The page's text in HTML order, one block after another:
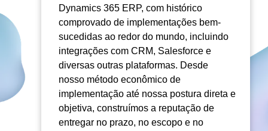
Dynamics 365 ERP, com histórico
comprovado de implementações bem-
sucedidas ao redor do mundo, incluindo
integrações com CRM, Salesforce e
diversas outras plataformas. Desde
nosso método econômico de
implementação até nossa postura direta e
objetiva, construímos a reputação de
entregar no prazo, no escopo e no